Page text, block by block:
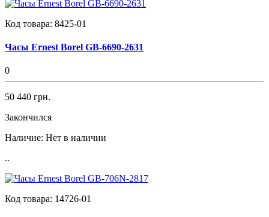
Код товара: 8425-01
Часы Ernest Borel GB-6690-2631
0
50 440 грн.
Закончился
Наличие: Нет в наличии
..
Код товара: 14726-01